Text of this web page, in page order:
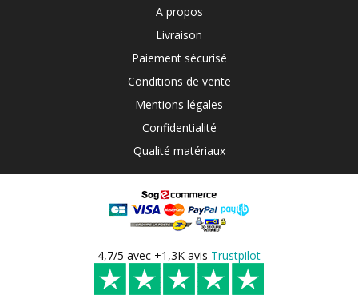
A propos
Livraison
Paiement sécurisé
Conditions de vente
Mentions légales
Confidentialité
Qualité matériaux
4,7/5 avec +1,3K avis Trustpilot